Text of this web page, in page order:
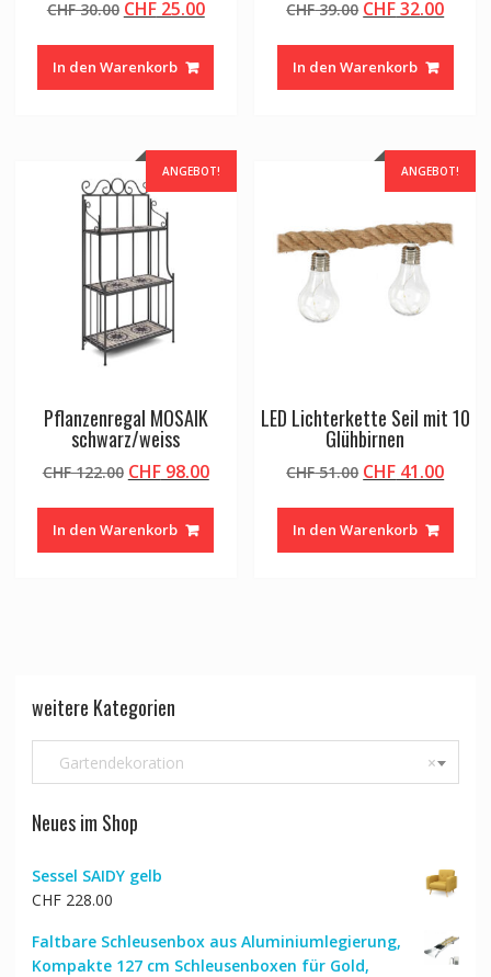
CHF30.00 Ursprünglicher
war:
CHF 30.00
CHF25.00Aktueller
In den Warenkorb
CHF39.00 Ursprünglicher
war:
CHF 39.00
CHF32.00
In den Warenkorb
ANGEBOT!
Pflanzenregal MOSAIK
schwarz/weiss
CHF122.00 Ursprünglicher
war:
CHF 122.00
CHF98.00Aktueller
In den Warenkorb
ANGEBOT!
LED Lichterkette Seil mit 10
Glühbirnen
CHF51.00 Ursprünglicher
war:
CHF 51.00
CHF 41.00
In den Warenkorb
weitere Kategorien
×
Gartendekoration
Neues im Shop
Sessel SAIDY gelb
CHF228.00
Faltbare Schleusenbox aus Aluminiumlegierung,
Kompakte 127 cm Schleusenboxen für Gold,